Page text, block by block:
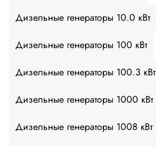
Дизельные генераторы 10.0 кВт
Дизельные генераторы 100 кВт
Дизельные генераторы 100.3 кВт
Дизельные генераторы 1000 кВт
Дизельные генераторы 1008 кВт